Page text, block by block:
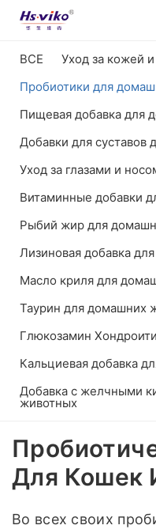
ВСЕ
Уход за кожей
Пробиотики для
Пищевая добавка для
Добавки для
Уход за глазами и
Витаминные добавки
Рыбий жир для
Лизиновая добавка
Масло криля для
Таурин для домашних
Глюкозамин
Кальциевая добавка
Добавка с желчными
животных
Для Кошек
Во всех своих